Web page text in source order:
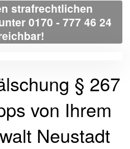
strafrechtlichen
0170 - 777 46 24
§ 267
von Ihrem
Neustadt